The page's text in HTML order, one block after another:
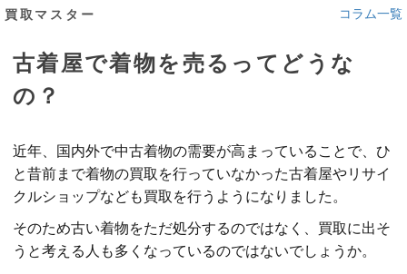
買取マスター コラム一覧
古着屋で着物を売るってどうな
の？
近年、国内外で中古着物の需要が高まっていることで、ひ
と昔前まで着物の買取を行っていなかった古着屋やリサイ
クルショップなども買取を行うようになりました。
そのため古い着物をただ処分するのではなく、買取に出そ
うと考える人も多くなっているのではないでしょうか。